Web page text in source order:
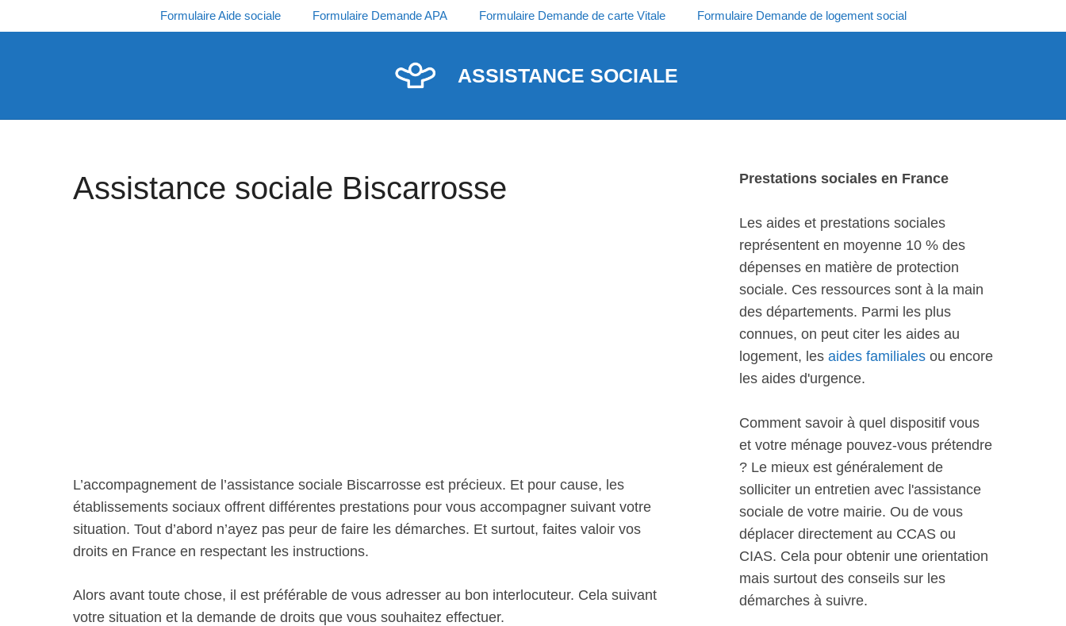
au
Formulaire Aide sociale Formulaire Demande APA Formulaire Demande de carte Vitale Formulaire Demande de logement social
ASSISTANCE SOCIALE
Assistance sociale Biscarrosse
L’accompagnement de l’assistance sociale Biscarrosse est précieux. Et pour cause, les
établissements sociaux offrent différentes prestations pour vous accompagner suivant votre
situation. Tout d’abord n’ayez pas peur de faire les démarches. Et surtout, faites valoir vos
droits en France en respectant les instructions.
Alors avant toute chose, il est préférable de vous adresser au bon interlocuteur. Cela suivant
votre situation et la demande de droits que vous souhaitez effectuer.
Prestations sociales en France
Les aides et prestations sociales
représentent en moyenne 10 % des
dépenses en matière de protection
sociale. Ces ressources sont à la main
des départements. Parmi les plus
connues, on peut citer les aides au
logement, les aides familiales ou encore
les aides d'urgence.
Comment savoir à quel dispositif vous
et votre ménage pouvez-vous prétendre
? Le mieux est généralement de
solliciter un entretien avec l'assistance
sociale de votre mairie. Ou de vous
déplacer directement au CCAS ou
CIAS. Cela pour obtenir une orientation
mais surtout des conseils sur les
démarches à suivre.